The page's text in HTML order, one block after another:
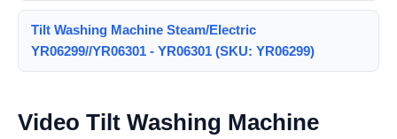
Tilt Washing Machine Steam/Electric
YR06299//YR06301 - YR06301 (SKU: YR06299)
Video Tilt Washing Machine